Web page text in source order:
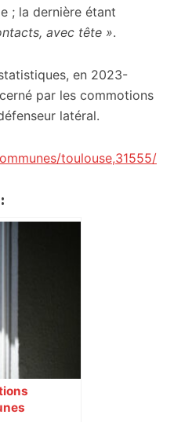
; la dernière étant
avec tête ».
en 2023-
par les commotions
latéral.
toulouse,31555/